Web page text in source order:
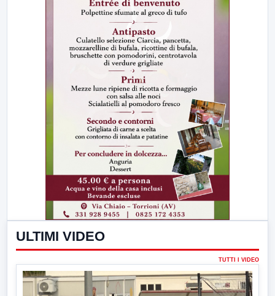
ULTIMI VIDEO
TUTTI I VIDEO